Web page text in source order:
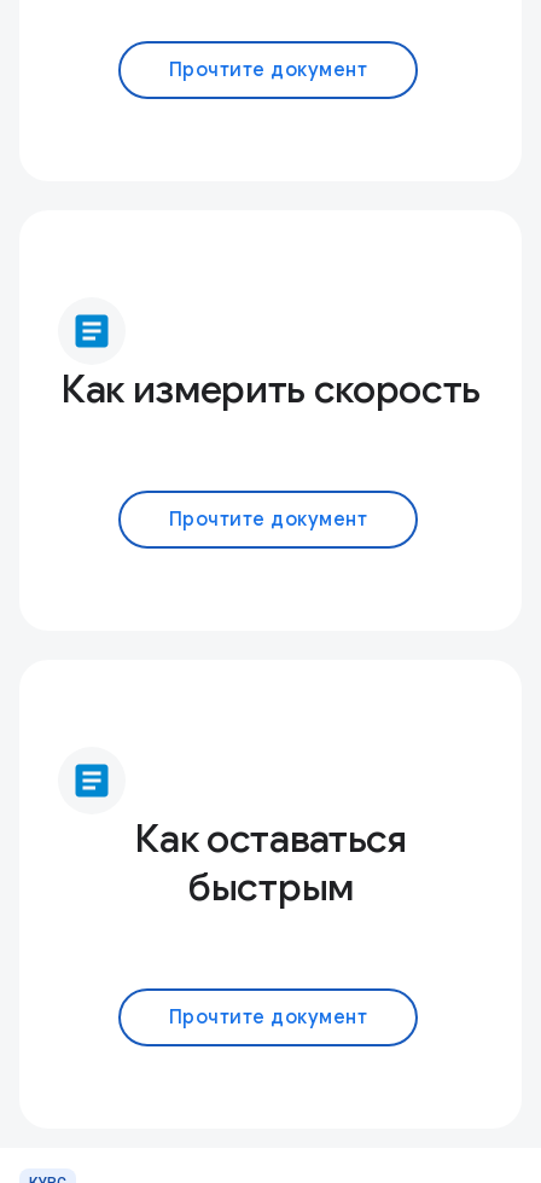
Прочтите документ
article
Как измерить скорость
Прочтите документ
article
Как оставаться
быстрым
Прочтите документ